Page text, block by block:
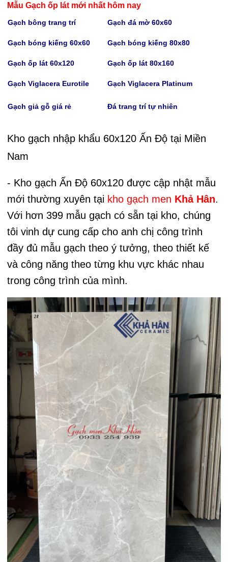
Mẫu Gạch ốp lát mới nhất hôm nay
Gạch bông trang trí Gạchđá mờ 60x60
Gạch bóng kiếng 60x60 Gạch bóng kiếng80x80
Gạchốp lát 60x120 Gạchốp lát 80x160
Gạch Viglacera Eurotile Gạch Viglacera Platinum
Gạch giả gỗ giá rẻ Đá trang trí tự nhiên
Kho gạch nhập khẩu 60x120 Ấn Độ tại Miền
Nam
- Kho gạch Ấn Độ 60x120 được cập nhật mẫu
mới thường xuyên tại kho gạch men Khả Hân.
Với hơn 399 mẫu gạch có sẵn tại kho, chúng
tôi vinh dự cung cấp cho anh chị công trình
đầy đủ mẫu gạch theo ý tưởng, theo thiết kế
và công năng theo từng khu vực khác nhau
trong công trình của mình.